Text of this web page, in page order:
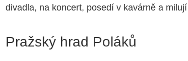
divadla, na koncert, posedí v kavárně a
Pražský hrad Poláků